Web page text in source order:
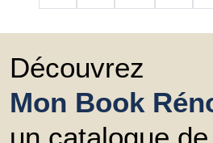
Découvrez
Mon Book
un catalogue de